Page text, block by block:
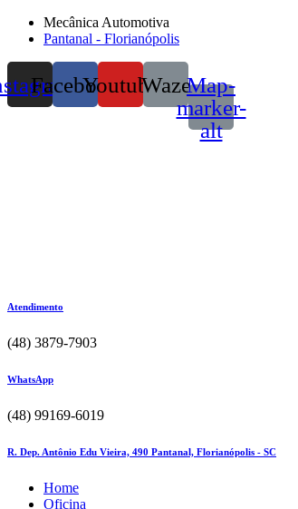
Mecânica Automotiva
Pantanal - Florianópolis
FacebookYoutubeWazeMap-
marker-
alt
Atendimento
(48) 3879-7903
WhatsApp
(48) 99169-6019
R. Dep. Antônio Edu Vieira, 490 Pantanal, Florianópolis - SC
Home
Oficina